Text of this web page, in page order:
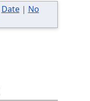
Date| No